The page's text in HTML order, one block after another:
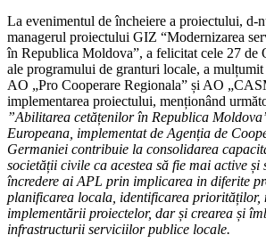
La evenimentul de încheiere a proiectului, d-
managerul proiectului GIZ “Modernizarea
în Republica Moldova”, a felicitat cele 27 de
ale programului de granturi locale, a
AO „Pro Cooperare Regionala” și AO
implementarea proiectului, menționând
”Abilitarea cetățenilor în Republica
Europeana, implementat de Agenția de
Germaniei contribuie la consolidarea
societății civile ca acestea să fie mai active și
încredere ai APL prin implicarea in diferite
planificarea locala, identificarea priorităților,
implementării proiectelor, dar și crearea și
infrastructurii serviciilor publice locale.